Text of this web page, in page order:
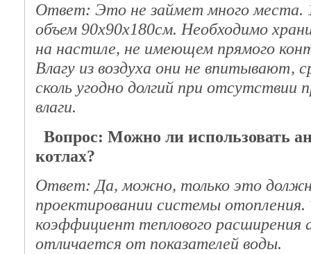
Ответ: Это не займет много места.
объем 90х90х180см. Необходимо
на настиле, не имеющем прямого
Влагу из воздуха они не впитывают,
сколь угодно долгий при отсутствии
влаги.
Вопрос: Можно ли использовать
котлах?
Ответ: Да, можно, только это
проектировании системы отопления.
коэффициент теплового расширения
отличается от показателей воды.